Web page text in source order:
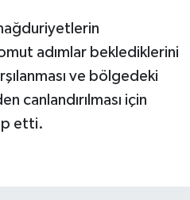
adımlar beklediklerini
ve bölgedeki
canlandırılması için
etti.